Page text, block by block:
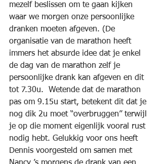
mezelf beslissen om te gaan kijken
waar we morgen onze persoonlijke
dranken moeten afgeven. (De
organisatie van de marathon heeft
immers het absurde idee dat je enkel
de dag van de marathon zelf je
persoonlijke drank kan afgeven en dit
tot 7.30u.  Wetende dat de marathon
pas om 9.15u start, betekent dit dat je
nog dik 2u moet “overbruggen” terwijl
je op die moment eigenlijk vooral rust
nodig hebt. Gelukkig voor ons heeft
Dennis voorgesteld om samen met